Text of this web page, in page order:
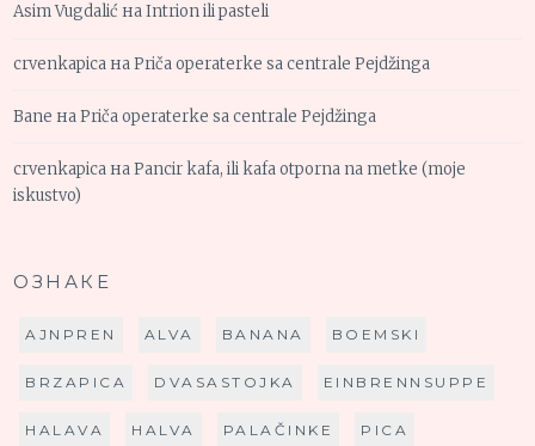
Asim Vugdalić наIntrion ili pasteli
crvenkapica наPriča operaterke sa centrale Pejdžinga
Bane наPriča operaterke sa centrale Pejdžinga
crvenkapica наPancir kafa, ili kafa otporna na metke (moje
iskustvo)
ОЗНАКЕ
AJNPREN ALVA BANANA BOEMSKI
BRZAPICA DVASASTOJKA EINBRENNSUPPE
HALAVA HALVA PALAČINKE PICA